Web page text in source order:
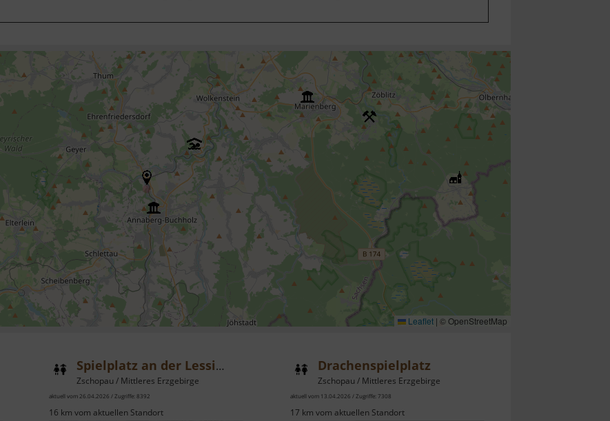
Leaflet | © OpenStreetMap
Spielplatz an der Lessingstraße
Zschopau / Mittleres Erzgebirge
aktuell vom 26.04.2026 / Zugriffe: 8392
16 km vom aktuellen Standort
Drachenspielplatz
Zschopau / Mittleres Erzgebirge
aktuell vom 13.04.2026 / Zugriffe: 7308
17 km vom aktuellen Standort